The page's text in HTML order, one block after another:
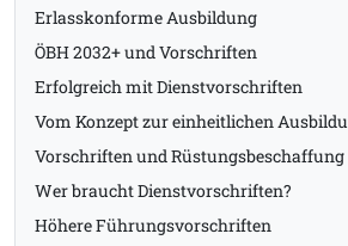
Erlasskonforme Ausbildung
ÖBH 2032+ und Vorschriften
Erfolgreich mit Dienstvorschriften
Vom Konzept zur einheitlichen
Vorschriften und Rüstungsbeschaffung
Wer braucht Dienstvorschriften?
Höhere Führungsvorschriften